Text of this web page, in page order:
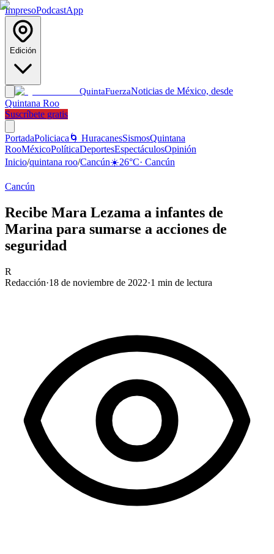
ImpresoPodcastApp
Edición
QuintaFuerzaNoticias de México, desde
Quintana Roo
Suscríbete gratis
PortadaPoliciaca 🌀 HuracanesSismosQuintana
RooMéxicoPolíticaDeportesEspectáculosOpinión
Inicio/quintana roo/Cancún☀️26°C· Cancún
Cancún
Recibe Mara Lezama a infantes de
Marina para sumarse a acciones de
seguridad
R
Redacción·18 de noviembre de 2022·1 min de lectura